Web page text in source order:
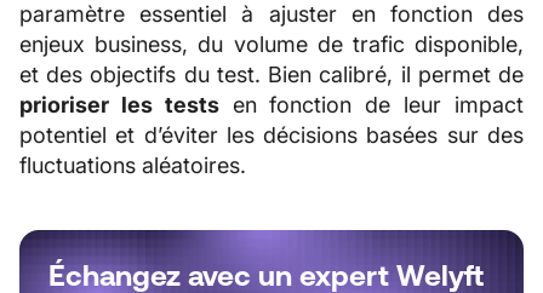
paramètre essentiel à ajuster en fonction des
enjeux business, du volume de trafic disponible,
et des objectifs du test. Bien calibré, il permet de
prioriser les testsen fonction de leur impact
potentiel et d’éviter les décisions basées sur des
fluctuations aléatoires.
Échangez avec un expert Welyft